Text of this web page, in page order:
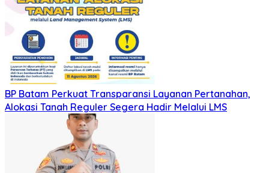
BP Batam Perkuat Transparansi Layanan Pertanahan,
Alokasi Tanah Reguler Segera Hadir Melalui LMS